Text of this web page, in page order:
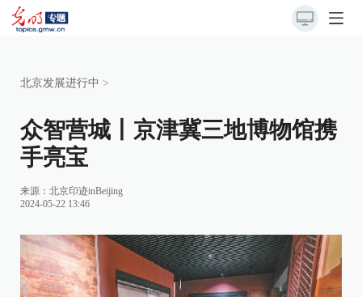
北京发展进行中 >
众智营城丨京津冀三地博物馆携
手亮宝
来源：北京印迹inBeijing
2024-05-22 13:46